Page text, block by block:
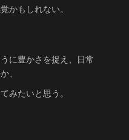
かもしれない。
に豊かさを捉え、日常
、
みたいと思う。